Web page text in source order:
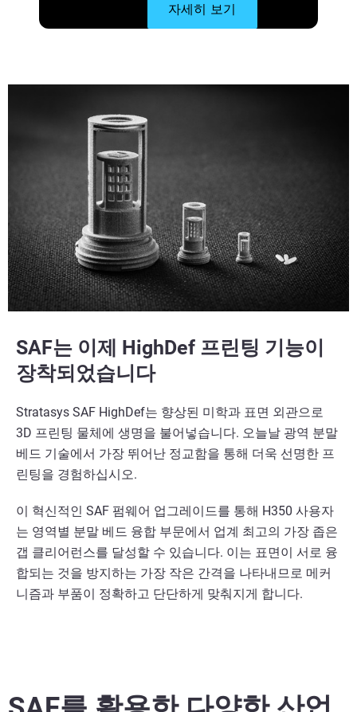
자세히 보기
SAF는 이제 HighDef 프린팅 기능이
장착되었습니다
Stratasys SAF HighDef는 향상된 미학과 표면 외관으로
3D 프린팅 물체에 생명을 불어넣습니다. 오늘날 광역 분말
베드 기술에서 가장 뛰어난 정교함을 통해 더욱 선명한 프
린팅을 경험하십시오.
이 혁신적인 SAF 펌웨어 업그레이드를 통해 H350 사용자
는 영역별 분말 베드 융합 부문에서 업계 최고의 가장 좁은
갭 클리어런스를 달성할 수 있습니다. 이는 표면이 서로 융
합되는 것을 방지하는 가장 작은 간격을 나타내므로 메커
니즘과 부품이 정확하고 단단하게 맞춰지게 합니다.